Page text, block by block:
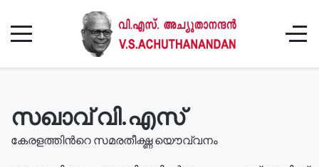
സഖാവ് വി.എസ്
കേരളത്തിൻറെ സമരതീക്ഷ്ണ യൌവ്വനം